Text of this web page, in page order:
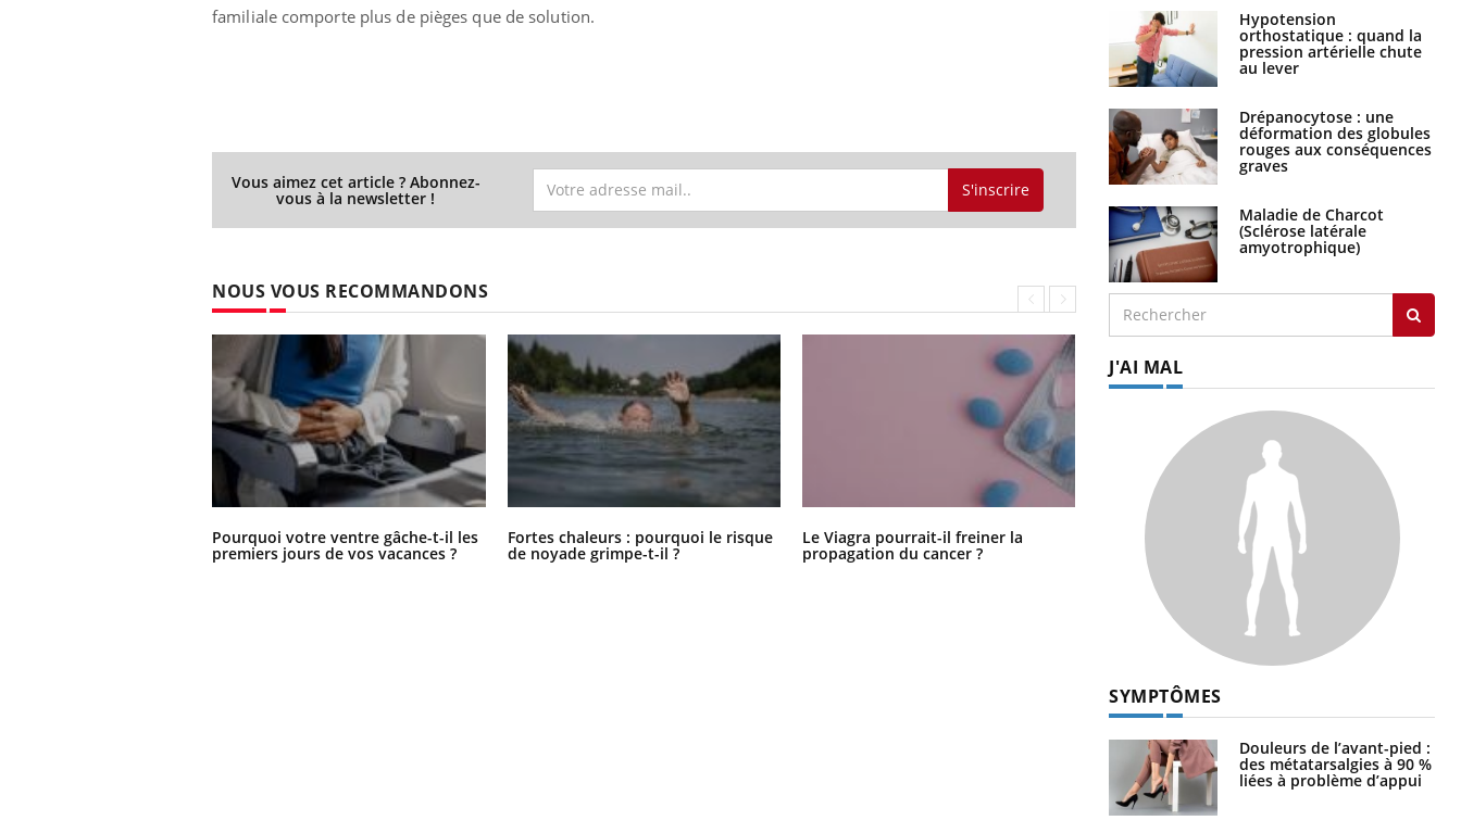
familiale comporte plus de pièges que de solution.
Vous aimez cet article ? Abonnez-
vous à la newsletter ! S'inscrire
NOUS VOUS RECOMMANDONS
Pourquoi votre ventre gâche-t-il les
premiers jours de vos vacances ?
Fortes chaleurs : pourquoi le risque
de noyade grimpe-t-il ?
Le Viagra pourrait-il freiner la
propagation du cancer ?
Pourquoi manger moins de
protéines pourrait finalement être
bénéfique
Hypotension
orthostatique : quand la
pression artérielle chute
au lever
Drépanocytose : une
déformation des globules
rouges aux conséquences
graves
Maladie de Charcot
(Sclérose latérale
amyotrophique)
J'AI MAL
SYMPTÔMES
Douleurs de l’avant-pied :
des métatarsalgies à 90 %
liées à problème d’appui